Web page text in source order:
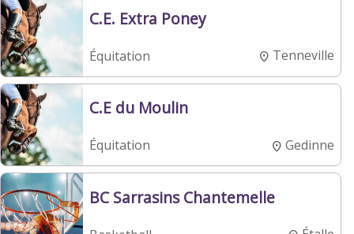
C.E. Extra Poney
Équitation Tenneville
C.E du Moulin
Équitation Gedinne
BC Sarrasins Chantemelle